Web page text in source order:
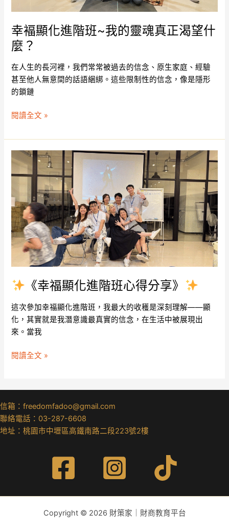
幸褔顯化進階班~我的靈魂真正渴望什
麼？
在人生的長河裡，我們常常被過去的信念、原生家庭、經驗
甚至他人無意間的話語綑綁。這些限制性的信念，像是隱形
的鎖鏈
的
靈
魂
真
正
渴
望
什
麼？
閱讀全文 »
《幸福顯化進階班心得分享》
這次參加幸福顯化進階班，我最大的收穫是深刻理解——顯
化，其實就是我潛意識最真實的信念，在生活中被展現出
來。當我
《幸
化
進
階
班
得
分
享》
閱讀全文 »
信箱：freedomfadoo@gmail.com
聯絡電話：03-287-6608
地址：桃園市中壢區高鐵南路二段223號2樓
Copyright © 2026 財策家｜財商教育平台